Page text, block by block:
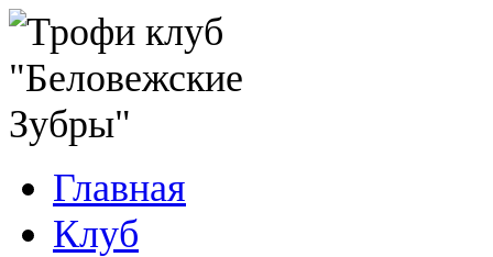
Главная
Клуб